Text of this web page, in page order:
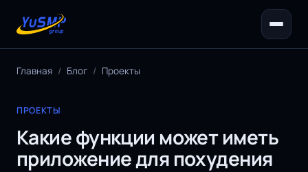
Главная / Блог / Проекты
ПРОЕКТЫ
Какие функции может иметь
приложение для похудения